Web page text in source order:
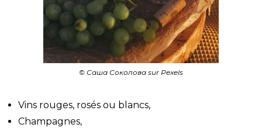
© Саша Соколова sur Pexels
Vins rouges, rosés ou blancs,
Champagnes,